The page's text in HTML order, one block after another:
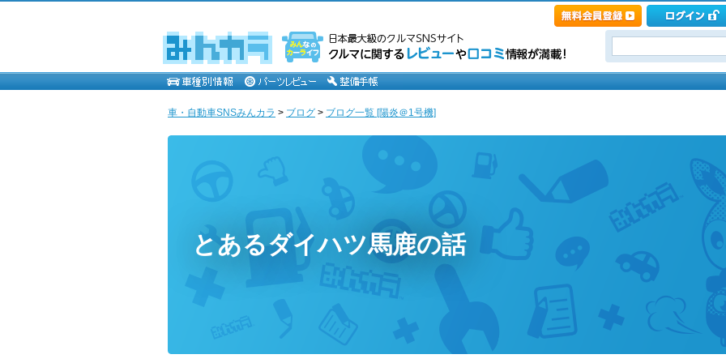
車・自動車SNSみんカラ > ブログ > ブログ一覧 [陽炎＠1号機]
とあるダイハツ馬鹿の話